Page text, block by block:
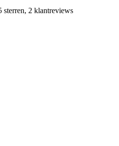
sterren, 2 klantreviews